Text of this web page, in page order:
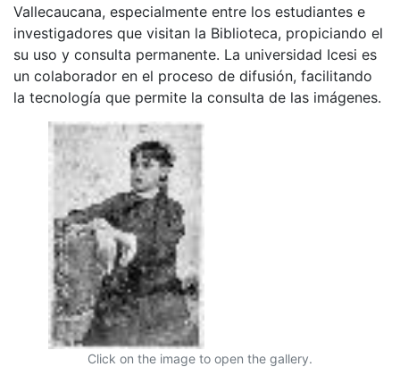
Vallecaucana, especialmente entre los estudiantes e
investigadores que visitan la Biblioteca, propiciando el
su uso y consulta permanente. La universidad Icesi es
un colaborador en el proceso de difusión, facilitando
la tecnología que permite la consulta de las imágenes.
Click on the image to open the gallery.